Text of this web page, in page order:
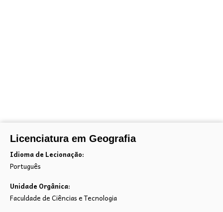
Licenciatura em Geografia
Idioma de Lecionação:
Português
Unidade Orgânica:
Faculdade de Ciências e Tecnologia